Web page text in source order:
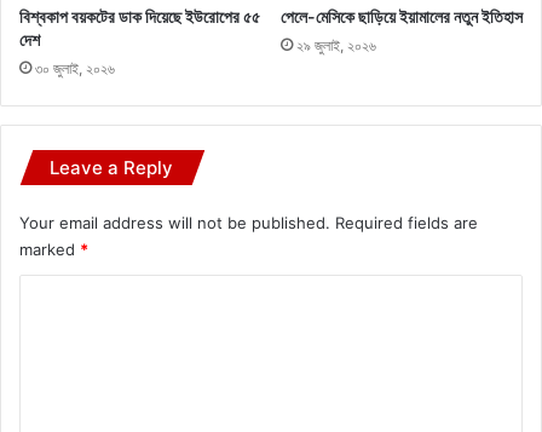
বিশ্বকাপ বয়কটের ডাক দিয়েছে ইউরোপের ৫৫
দেশ
৩০ জুলাই, ২০২৬
পেলে-মেসিকে ছাড়িয়ে ইয়ামালের নতুন ইতিহাস
২৯ জুলাই, ২০২৬
Leave a Reply
Your email address will not be published. Required fields are
marked *